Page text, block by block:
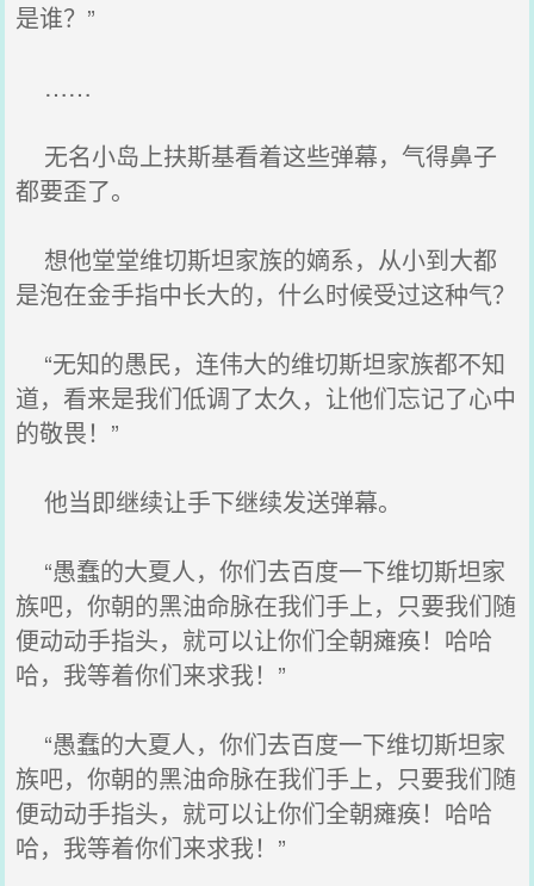
是谁？”
……
无名小岛上扶斯基看着这些弹幕，气得鼻子
都要歪了。
想他堂堂维切斯坦家族的嫡系，从小到大都
是泡在金手指中长大的，什么时候受过这种气？
“无知的愚民，连伟大的维切斯坦家族都不知
道，看来是我们低调了太久，让他们忘记了心中
的敬畏！”
他当即继续让手下继续发送弹幕。
“愚蠢的大夏人，你们去百度一下维切斯坦家
族吧，你朝的黑油命脉在我们手上，只要我们随
便动动手指头，就可以让你们全朝瘫痪！哈哈
哈，我等着你们来求我！”
“愚蠢的大夏人，你们去百度一下维切斯坦家
族吧，你朝的黑油命脉在我们手上，只要我们随
便动动手指头，就可以让你们全朝瘫痪！哈哈
哈，我等着你们来求我！”